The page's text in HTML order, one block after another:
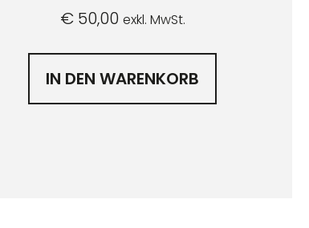
€50,00 exkl. MwSt.
IN DEN WARENKORB